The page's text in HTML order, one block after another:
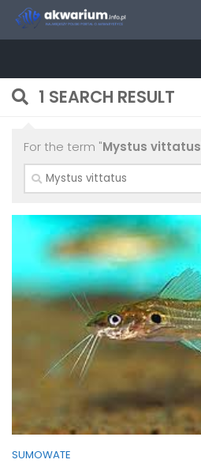
Skip to content
1 SEARCH RESULT
For the term "Mystus vittatus
Szukaj:
SUMOWATE